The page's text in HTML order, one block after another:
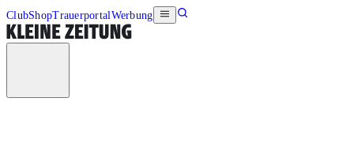
ClubShopTrauerportalWerbung